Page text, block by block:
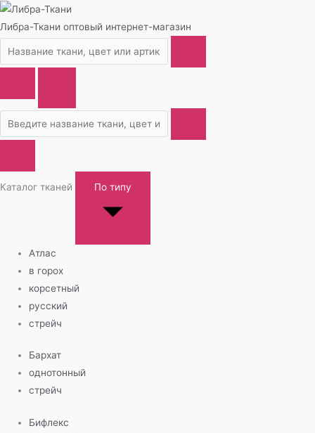
Либра-Ткани оптовый интернет-магазин
Каталог тканей По типу
Атлас
в горох
корсетный
русский
стрейч
Бархат
однотонный
стрейч
Бифлекс